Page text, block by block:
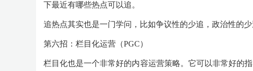
下最近有哪些热点可以追。
追热点其实也是一门学问，比如争议性的少追，政治性的少
第六招：栏目化运营（PGC）
栏目化也是一个非常好的内容运营策略。它可以非常好的